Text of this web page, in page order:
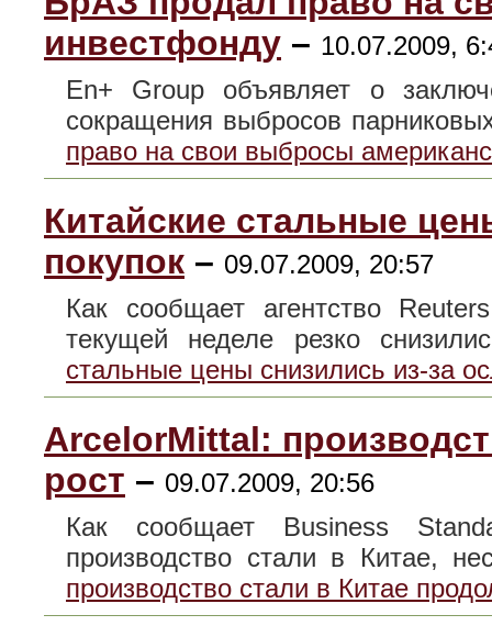
инвестфонду – 10.07.2009,
En+ Group объявляет о
сокращения выбросов
право на свои выбросы
Китайские стальные
покупок – 09.07.2009, 20:57
Как сообщает агентство
текущей неделе резко
стальные цены снизились из-за
ArcelorMittal:
рост – 09.07.2009, 20:56
Как сообщает Business
производство стали в Китае,
производство стали в Китае